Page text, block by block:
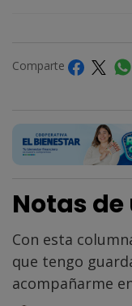
Comparte
Notas
Con esta
que tengo
acompañarme